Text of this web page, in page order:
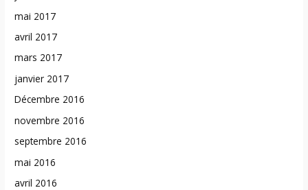
mai 2017
avril 2017
mars 2017
janvier 2017
Décembre 2016
novembre 2016
septembre 2016
mai 2016
avril 2016